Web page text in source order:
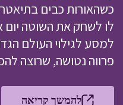
כשהאורות כבים
לו לשחק את השוטה יום
פרווה נטושה, שרוצה
להמשך קריאה